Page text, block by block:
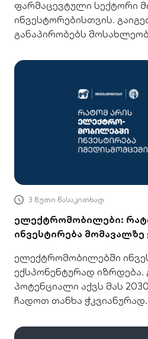
ფარმაცევტული სექტორი
ინვესტორებისთვის.
განაპირობებს
მომავალ წარმატებას.
3 წუთი წასაკითხად
ელექტრომობილები:
ინვესტირება მომავალზე
ელექტრომობილებში
ექსპონენტურად იზრდება.
პოტენციალი აქვს მას
ჩადოთ თანხა ჭკვიანურად.